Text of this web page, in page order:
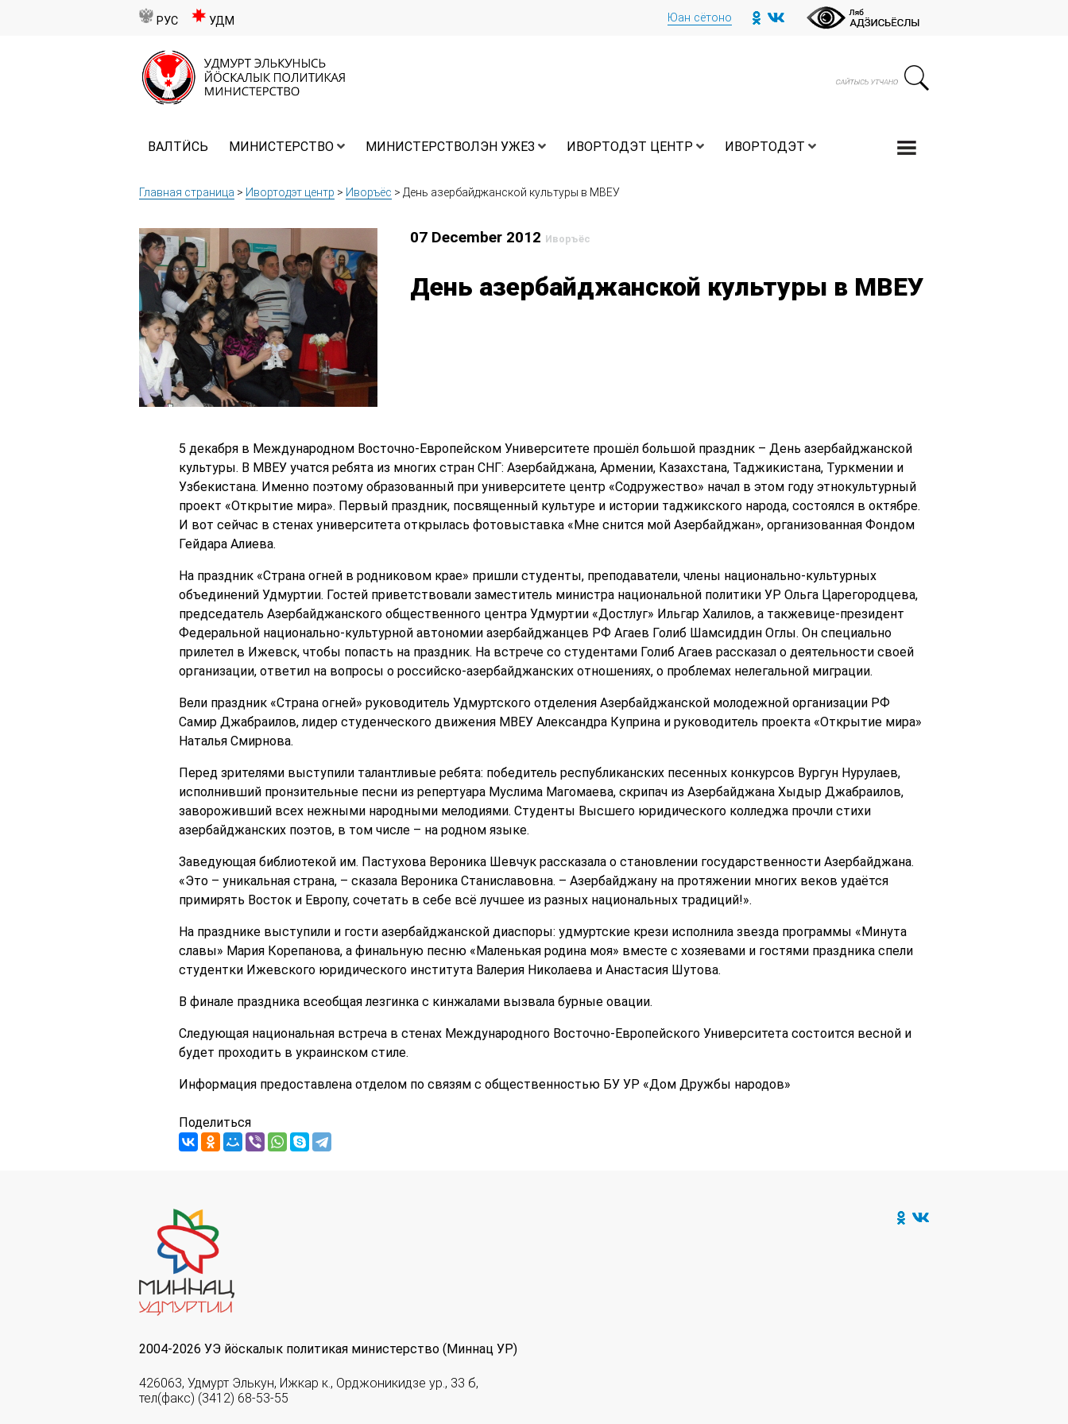
РУС УДМ Юан сётоно
ВАЛТӤСЬ МИНИСТЕРСТВО МИНИСТЕРСТВОЛЭН УЖЕЗ ИВОРТОДЭТ ЦЕНТР ИВОРТОДЭТ
Главная страница > Ивортодэт центр > Иворъёс > День азербайджанской культуры в МВЕУ
07 December 2012 Иворъёс
День азербайджанской культуры в МВЕУ
5 декабря в Международном Восточно-Европейском Университете прошёл большой праздник – День азербайджанской
культуры. В МВЕУ учатся ребята из многих стран СНГ: Азербайджана, Армении, Казахстана, Таджикистана, Туркмении и
Узбекистана. Именно поэтому образованный при университете центр «Содружество» начал в этом году этнокультурный
проект «Открытие мира». Первый праздник, посвященный культуре и истории таджикского народа, состоялся в октябре.
И вот сейчас в стенах университета открылась фотовыставка «Мне снится мой Азербайджан», организованная Фондом
Гейдара Алиева.
На праздник «Страна огней в родниковом крае» пришли студенты, преподаватели, члены национально-культурных
объединений Удмуртии. Гостей приветствовали заместитель министра национальной политики УР Ольга Царегородцева,
председатель Азербайджанского общественного центра Удмуртии «Достлуг» Ильгар Халилов, а такжевице-президент
Федеральной национально-культурной автономии азербайджанцев РФ Агаев Голиб Шамсиддин Оглы. Он специально
прилетел в Ижевск, чтобы попасть на праздник. На встрече со студентами Голиб Агаев рассказал о деятельности своей
организации, ответил на вопросы о российско-азербайджанских отношениях, о проблемах нелегальной миграции.
Вели праздник «Страна огней» руководитель Удмуртского отделения Азербайджанской молодежной организации РФ
Самир Джабраилов, лидер студенческого движения МВЕУ Александра Куприна и руководитель проекта «Открытие мира»
Наталья Смирнова.
Перед зрителями выступили талантливые ребята: победитель республиканских песенных конкурсов Вургун Нурулаев,
исполнивший пронзительные песни из репертуара Муслима Магомаева, скрипач из Азербайджана Хыдыр Джабраилов,
завороживший всех нежными народными мелодиями. Студенты Высшего юридического колледжа прочли стихи
азербайджанских поэтов, в том числе – на родном языке.
Заведующая библиотекой им. Пастухова Вероника Шевчук рассказала о становлении государственности Азербайджана.
«Это – уникальная страна, – сказала Вероника Станиславовна. – Азербайджану на протяжении многих веков удаётся
примирять Восток и Европу, сочетать в себе всё лучшее из разных национальных традиций!».
На празднике выступили и гости азербайджанской диаспоры: удмуртские крези исполнила звезда программы «Минута
славы» Мария Корепанова, а финальную песню «Маленькая родина моя» вместе с хозяевами и гостями праздника спели
студентки Ижевского юридического института Валерия Николаева и Анастасия Шутова.
В финале праздника всеобщая лезгинка с кинжалами вызвала бурные овации.
Следующая национальная встреча в стенах Международного Восточно-Европейского Университета состоится весной и
будет проходить в украинском стиле.
Информация предоставлена отделом по связям с общественностью БУ УР «Дом Дружбы народов»
Поделиться
2004-2026 УЭ йöскалык политикая министерство (Миннац УР)
426063, Удмурт Элькун, Ижкар к., Орджоникидзе ур., 33 б,
тел(факс) (3412) 68-53-55